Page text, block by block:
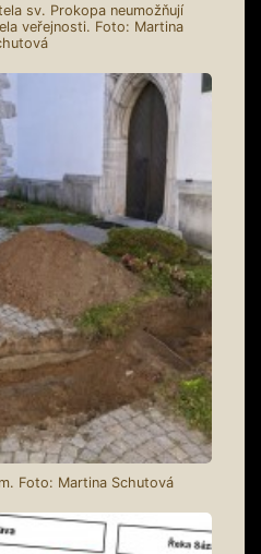
sv. Prokopa neumožňují
veřejnosti. Foto: Martina
Foto: Martina Schutová